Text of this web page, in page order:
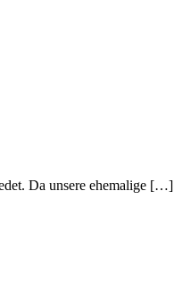
Da unsere ehemalige […]